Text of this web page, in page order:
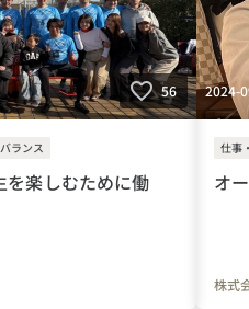
56
ランス
2024-
仕事
オ
株式